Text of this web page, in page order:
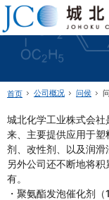
城北化学工业株式会社
ファインケミカル製品の専門メ
首页 公司概况 问侯
城北化学工业株式会
来、主要提供应用于
剂、改性剂、以及润滑
另外公司还不断地将
有。
・聚氨酯发泡催化剂（